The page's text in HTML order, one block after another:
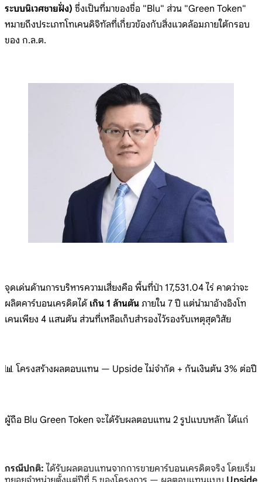
ระบบนิเวศชายฝั่ง) ซึ่งเป็นที่มาของชื่อ "Blu" ส่วน "Green Token"
หมายถึงประเภทโทเคนดิจิทัลที่เกี่ยวข้องกับสิ่งแวดล้อมภายใต้กรอบ
ของ ก.ล.ต.
จุดเด่นด้านการบริหารความเสี่ยงคือ พื้นที่ป่า 17,531.04 ไร่ คาดว่าจะ
ผลิตคาร์บอนเครดิตได้ เกิน 1 ล้านตัน ภายใน 7 ปี แต่นำมาอ้างอิงโท
เคนเพียง 4 แสนตัน ส่วนที่เหลือเก็บสำรองไว้รองรับเหตุสุดวิสัย
📊 โครงสร้างผลตอบแทน — Upside ไม่จำกัด + กันเงินต้น 3% ต่อปี
ผู้ถือ Blu Green Token จะได้รับผลตอบแทน 2 รูปแบบหลัก ได้แก่
กรณีปกติ: ได้รับผลตอบแทนจากการขายคาร์บอนเครดิตจริง โดยเริ่ม